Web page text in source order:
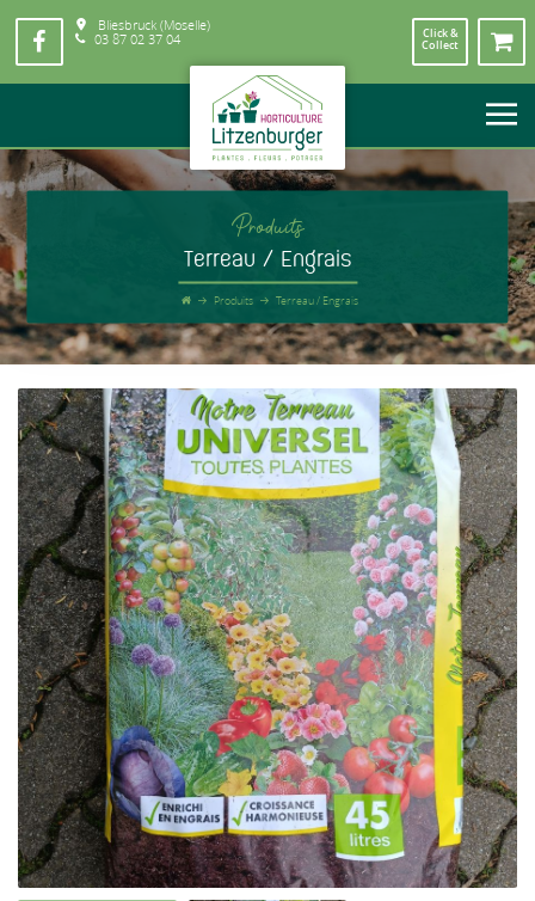
Bliesbruck (Moselle)
03 87 02 37 04
Click &
Collect
Produits
Terreau / Engrais
Produits Terreau / Engrais